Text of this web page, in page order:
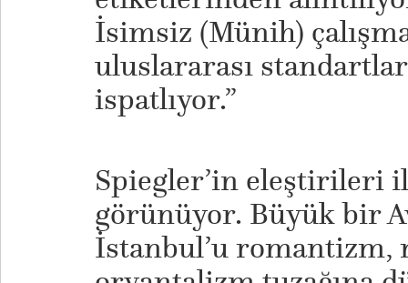
İsimsiz (Münih)
uluslararası
ispatlıyor.”
Spiegler’in eleştirileri
görünüyor. Büyük bir
İstanbul’u romantizm,